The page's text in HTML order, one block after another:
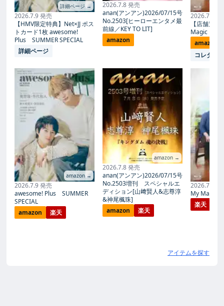
詳細ページ →
2026.7.9 発売
【HMV限定特典】Net×JJ ポス
トカード1枚 awesome!
Plus SUMMER SPECIAL
詳細ページ
amazon →
2026.7.9 発売
awesome! Plus SUMMER
SPECIAL
amazon
楽天
2026.7.8 発売
anan(アンアン)2026/07/15号
No.2503[ヒーローエンタメ最
前線／KEY TO LIT]
amazon
amazon →
2026.7.8 発売
anan(アンアン)2026/07/15号
No.2503増刊 スペシャルエ
ディション[山﨑賢人&志尊淳
&神尾楓珠]
amazon
楽天
2026.7.27
【店舗別
Magic
amazon
コレタメ
2026.7.27
My Magic
楽天
アイテムを探す